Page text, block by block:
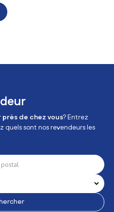
près de chez vous? Entrez
sont nos revendeurs les